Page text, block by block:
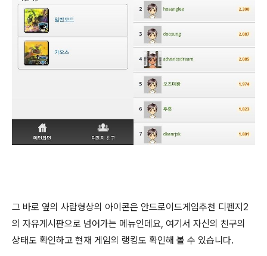
그 바로 옆의 사람형상의 아이콘은 안드로이드게임추천 디펜지2
의 자유게시판으로 넘어가는 메뉴인데요, 여기서 자신의 친구의
상태도 확인하고 현재 게임의 랭킹도 확인해 볼 수 있습니다.